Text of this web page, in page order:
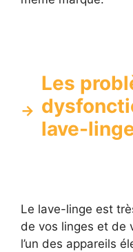
Les
lave-
Le lave-linge est
de vos linges et de
l’un des appareils